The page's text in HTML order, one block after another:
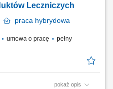
oraz przedstawicielstwami
Leczniczych
praca hybrydowa
umowa o pracę
pełny
pokaż opis